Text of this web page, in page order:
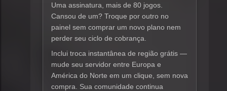
Uma assinatura, mais de 80 jogos.
Cansou de um? Troque por outro no
painel sem comprar um novo plano nem
perder seu ciclo de cobrança.
Inclui troca instantânea de região grátis —
mude seu servidor entre Europa e
América do Norte em um clique, sem nova
compra. Sua comunidade continua